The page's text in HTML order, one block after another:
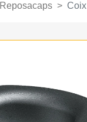
Reposacaps